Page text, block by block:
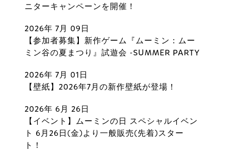
ニターキャンペーンを開催！
2026年 7月 09日
【参加者募集】新作ゲーム『ムーミン：ムー
ミン谷の夏まつり』試遊会 -SUMMER PARTY
2026年 7月 01日
【壁紙】2026年7月の新作壁紙が登場！
2026年 6月 26日
【イベント】ムーミンの日 スペシャルイベン
ト 6月26日(金)より一般販売(先着)スター
ト！